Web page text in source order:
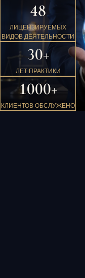
48
ЛИЦЕНЗИРУЕМЫХ
ВИДОВ ДЕЯТЕЛЬНОСТИ
30+
ЛЕТ ПРАКТИКИ
1000+
КЛИЕНТОВ ОБСЛУЖЕНО